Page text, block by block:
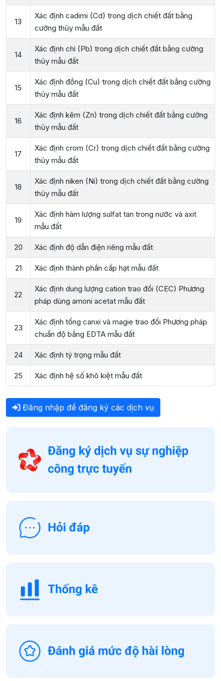
13
Xác định cadimi (Cd) trong dịch chiết đất bằng
cường thủy mẫu đất
14
Xác định chì (Pb) trong dịch chiết đất bằng cường
thủy mẫu đất
15
Xác định đồng (Cu) trong dịch chiết đất bằng cường
thủy mẫu đất
16
Xác định kẽm (Zn) trong dịch chiết đất bằng cường
thủy mẫu đất
17
Xác định crom (Cr) trong dịch chiết đất bằng cường
thủy mẫu đất
18
Xác định niken (Ni) trong dịch chiết đất bằng cường
thủy mẫu đất
19
Xác định hàm lượng sulfat tan trong nước và axit
mẫu đất
20 Xác định độ dẫn điện riêng mẫu đất
21 Xác định thành phần cấp hạt mẫu đất
22
Xác định dung lượng cation trao đổi (CEC) Phương
pháp dùng amoni acetat mẫu đất
23
Xác định tổng canxi và magie trao đổi Phương pháp
chuẩn độ bẳng EDTA mẫu đất
24 Xác định tỷ trọng mẫu đất
25 Xác định hệ số khô kiệt mẫu đất
Đăng nhập để đăng ký các dịch vụ